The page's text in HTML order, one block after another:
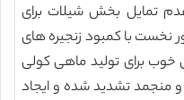
تمایل بخش شیلات برای
نخست با کمبود زنجیره های
برای تولید ماهی کولی
منجمد تشدید شده و ایجاد